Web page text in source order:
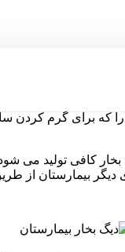
را که برای گرم
کافی تولید می
بیمارستان از